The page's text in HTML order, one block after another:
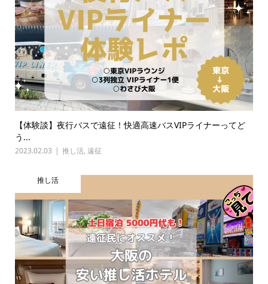
【体験談】夜行バスで遠征！快適高速バスVIPライナーってど
う...
2023.02.03 推し活, 遠征
推し活